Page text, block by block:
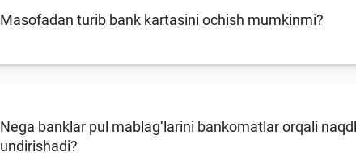
Masofadan turib bank kartasini ochish mumkinmi?
Nega banklar pul mablag‘larini bankomatlar orqali
undirishadi?